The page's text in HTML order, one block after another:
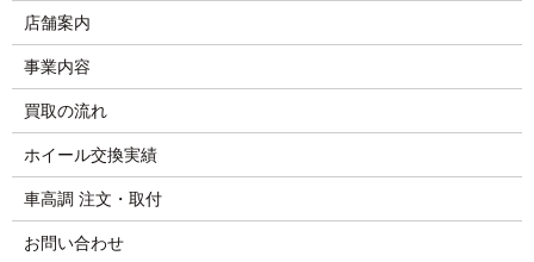
店舗案内
事業内容
買取の流れ
ホイール交換実績
車高調 注文・取付
お問い合わせ